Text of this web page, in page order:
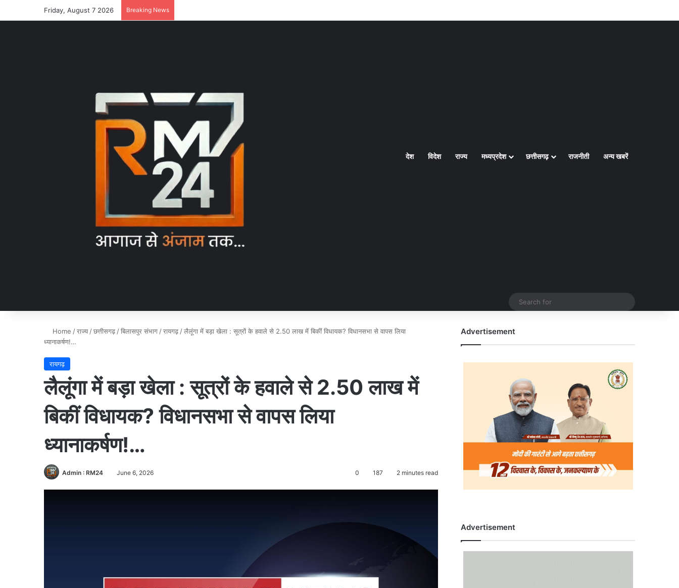
Friday, August 7 2026 Breaking News
Homeदेश विदेश राज्य मध्यप्रदेश छत्तीसगढ़ राजनीती अन्य खबरें
Home /राज्य /छत्तीसगढ़ /बिलासपुर संभाग /रायगढ़ /लैलूंगा में बड़ा खेला : सूत्रों के हवाले से 2.50 लाख में बिकीं विधायक? विधानसभा से वापस लिया
ध्यानाकर्षण!…
रायगढ़
लैलूंगा में बड़ा खेला : सूत्रों के हवाले से 2.50 लाख में
बिकीं विधायक? विधानसभा से वापस लिया
ध्यानाकर्षण!…
Admin : RM24 June 6, 2026 0 187 2 minutes read
Advertisement
Advertisement